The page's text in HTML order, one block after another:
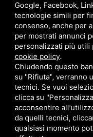
RADIO SOUND SNCVIALE
D.L. 34/
PRIVACY•SITEMAP• QUESTO
V3,PRIVACY POLICY
Google, Facebook,
tecnologie simili per
consenso, anche per
per mostrati annunci
personalizzati più utili
cookie policy.
Chiudendo questo
su "Rifiuta", verranno
tecnici. Se vuoi
clicca su
acconsentire
da quelli tecnici,
qualsiasi momento